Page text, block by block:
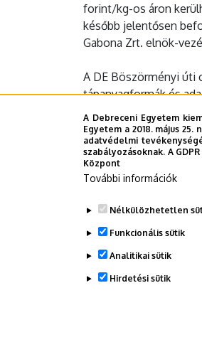
forint/kg-os áron
később jelentősen
Gabona Zrt. elnök-
A DE Böszörményi úti
tápanyagformák és
szakemberek
Növénytermesztési
Sajtóközpont -
A Debreceni Egyetem
Egyetem a 2018. május
adatvédelmi
szabályozásoknak. A
Központ
További információk
Nélkülözhetetlen
Funkcionális sütik
Analitikai sütik
Hirdetési sütik